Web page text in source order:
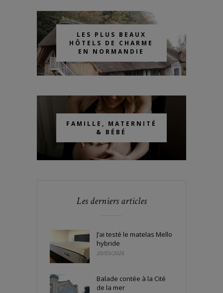
LES PLUS BEAUX
HÔTELS DE CHARME
EN NORMANDIE
FAMILLE, MATERNITÉ
& BÉBÉ
Les derniers articles
J’ai testé le matelas Mello
hybride
20/03/2026
Balade contée à la Cité
de la mer